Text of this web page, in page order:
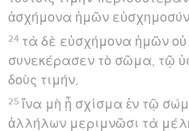
ἀσχήμονα ἡμῶν
24 τὰ δὲ εὐσχήμονα ἡμῶν οὐ
συνεκέρασεν τὸ σῶμα, τῷ
δοὺς τιμήν,
25 ἵνα μὴ ᾖ σχίσμα ἐν τῷ
ἀλλήλων μεριμνῶσι τὰ